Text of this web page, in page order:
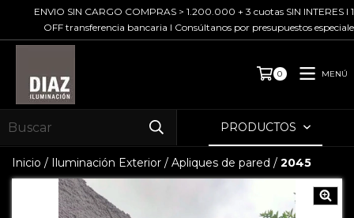
ENVIO SIN CARGO COMPRAS > 1.200.000 + 3 cuotas SIN INTERES I 10%
OFF transferencia bancaria I Consúltanos por presupuestos especiales
0 MENÚ
PRODUCTOS
Inicio / Iluminación Exterior / Apliques de pared / 2045